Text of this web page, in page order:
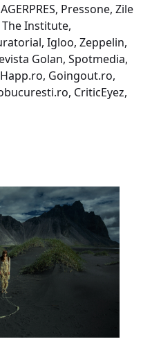
Pressone, Zile
The Institute,
Igloo, Zeppelin,
Golan, Spotmedia,
Goingout.ro,
CriticEyez,